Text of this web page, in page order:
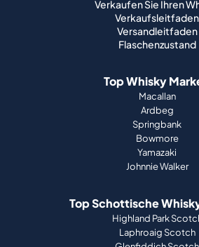
Top Whisky
Macallan
Ardbeg
Yamazaki
Johnnie Walker
Top Schottische
Highland Park Scotch
Laphroaig Scotch
Ardbeg Scotch
Glenmorangie